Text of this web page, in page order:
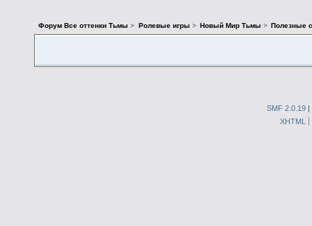
Форум Все оттенки Тьмы > Ролевые игры > Новый Мир Тьмы > Полезные
SMF 2.0.19 |
XHTML